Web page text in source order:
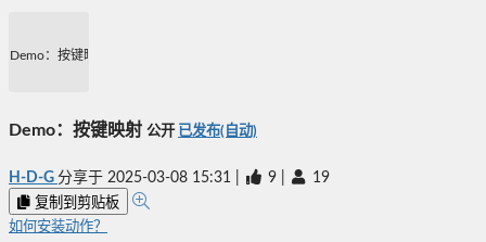
Demo：按键映射
Demo：按键映射 公开 已发布(自动)
H-D-G 分享于 2025-03-08 15:31 9 19
复制到剪贴板
如何安装动作？